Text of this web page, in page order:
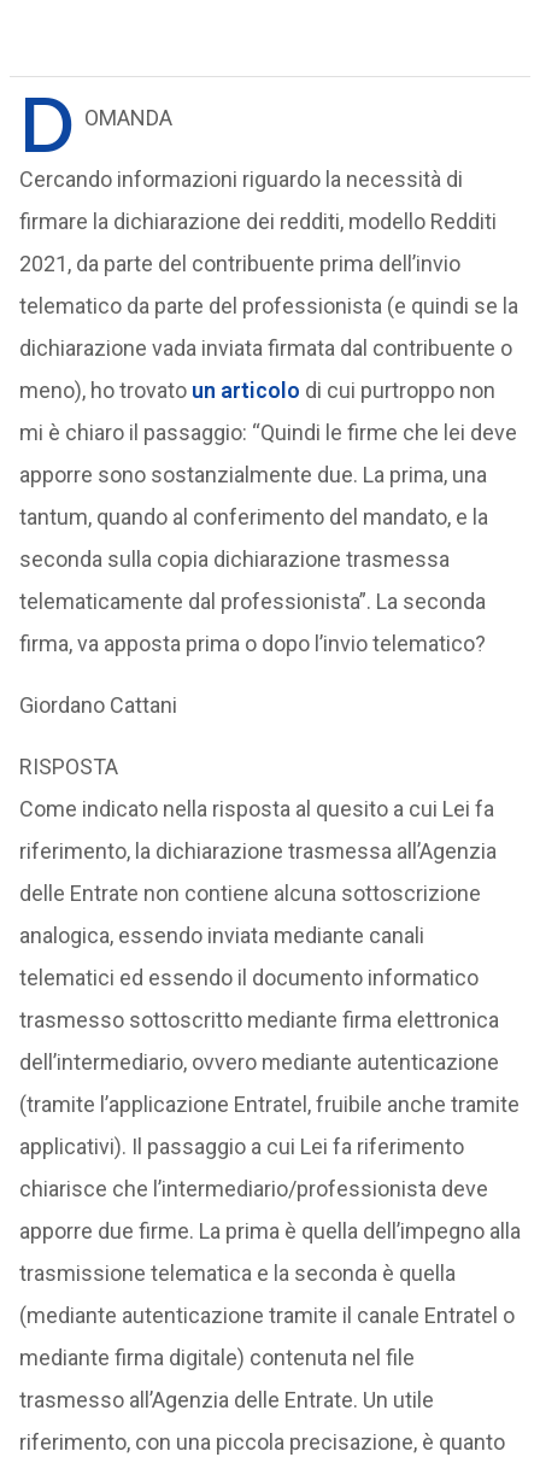
D OMANDA
Cercando informazioni riguardo la necessità di
firmare la dichiarazione dei redditi, modello Redditi
2021, da parte del contribuente prima dell’invio
telematico da parte del professionista (e quindi se la
dichiarazione vada inviata firmata dal contribuente o
meno), ho trovato un articolo di cui purtroppo non
mi è chiaro il passaggio: “Quindi le firme che lei deve
apporre sono sostanzialmente due. La prima, una
tantum, quando al conferimento del mandato, e la
seconda sulla copia dichiarazione trasmessa
telematicamente dal professionista”. La seconda
firma, va apposta prima o dopo l’invio telematico?
Giordano Cattani
RISPOSTA
Come indicato nella risposta al quesito a cui Lei fa
riferimento, la dichiarazione trasmessa all’Agenzia
delle Entrate non contiene alcuna sottoscrizione
analogica, essendo inviata mediante canali
telematici ed essendo il documento informatico
trasmesso sottoscritto mediante firma elettronica
dell’intermediario, ovvero mediante autenticazione
(tramite l’applicazione Entratel, fruibile anche tramite
applicativi). Il passaggio a cui Lei fa riferimento
chiarisce che l’intermediario/professionista deve
apporre due firme. La prima è quella dell’impegno alla
trasmissione telematica e la seconda è quella
(mediante autenticazione tramite il canale Entratel o
mediante firma digitale) contenuta nel file
trasmesso all’Agenzia delle Entrate. Un utile
riferimento, con una piccola precisazione, è quanto